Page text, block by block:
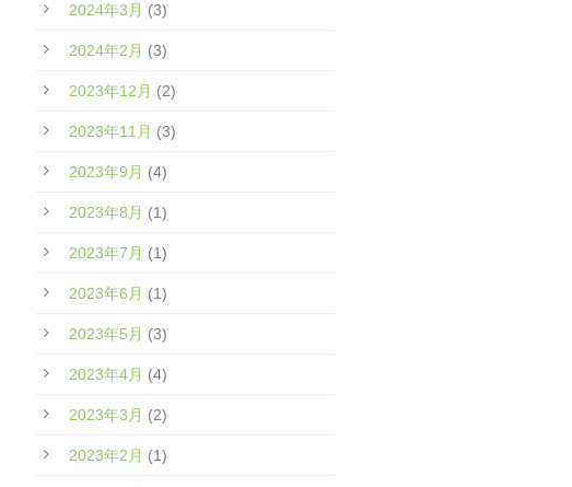
2024年3月 (3)
2024年2月 (3)
2023年12月 (2)
2023年11月 (3)
2023年9月 (4)
2023年8月 (1)
2023年7月 (1)
2023年6月 (1)
2023年5月 (3)
2023年4月 (4)
2023年3月 (2)
2023年2月 (1)